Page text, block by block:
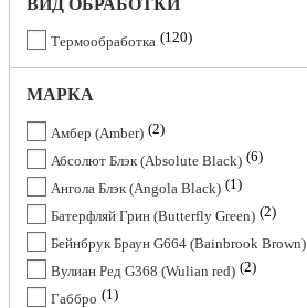
ВИД ОБРАБОТКИ
Термообработка 120
МАРКА
Амбер (Amber) 2
Абсолют Блэк (Absolute Black) 6
Ангола Блэк (Angola Black) 1
Батерфляй Грин (Butterfly Green) 2
Бейнбрук Браун G664 (Bainbrook Brown)
Вулиан Ред G368 (Wulian red) 2
Габбро
1